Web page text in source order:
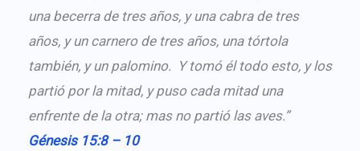
una becerra de tres años, y una cabra de tres
años, y un carnero de tres años, una tórtola
también, y un palomino. Y tomó él todo esto, y los
partió por la mitad, y puso cada mitad una
enfrente de la otra; mas no partió las aves.”
Génesis 15:8 – 10